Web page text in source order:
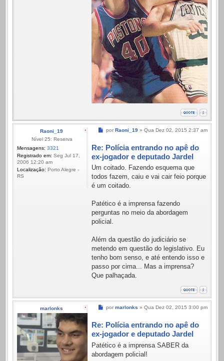
Raoni_19
Nível 25: Reserva
Mensagens: 3321
Registrado em: Seg Jul 17,
2006 12:20 am
Localização: Porto Alegre -
RS
Mensagem
por Raoni_19 » Qua Dez 02, 2015 2:37 am
Re: Polícia entrando no apê do
ex-jogador e deputado Jardel
Um coitado. Fazendo esquema que
todos fazem, caiu e vai cair feio porque
é um coitado.
Patético é a imprensa fazendo
perguntas no meio da abordagem
policial.
Além da questão do judiciário se
metendo em questão do legislativo. Eu
tenho bom senso, e até entendo isso e
passo por cima... Mas a imprensa?
Que palhaçada.
marlonks Mensagem
por marlonks » Qua Dez 02, 2015 3:00 pm
Re: Polícia entrando no apê do
ex-jogador e deputado Jardel
Patético é a imprensa SABER da
abordagem policial!